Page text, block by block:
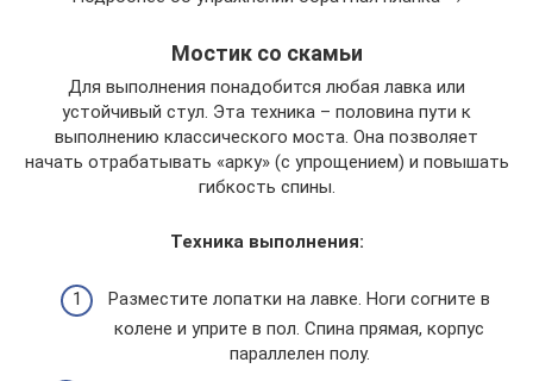
Мостик со скамьи
Для выполнения понадобится любая лавка или
устойчивый стул. Эта техника – половина пути к
выполнению классического моста. Она позволяет
начать отрабатывать «арку» (с упрощением) и повышать
гибкость спины.
Техника выполнения:
Разместите лопатки на лавке. Ноги согните в
колене и уприте в пол. Спина прямая, корпус
параллелен полу.